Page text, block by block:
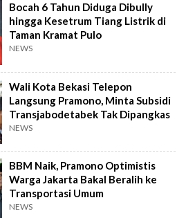
Bocah 6 Tahun Diduga Dibully
hingga Kesetrum Tiang Listrik di
Taman Kramat Pulo
NEWS
Wali Kota Bekasi Telepon
Langsung Pramono, Minta Subsidi
Transjabodetabek Tak Dipangkas
NEWS
BBM Naik, Pramono Optimistis
Warga Jakarta Bakal Beralih ke
Transportasi Umum
NEWS